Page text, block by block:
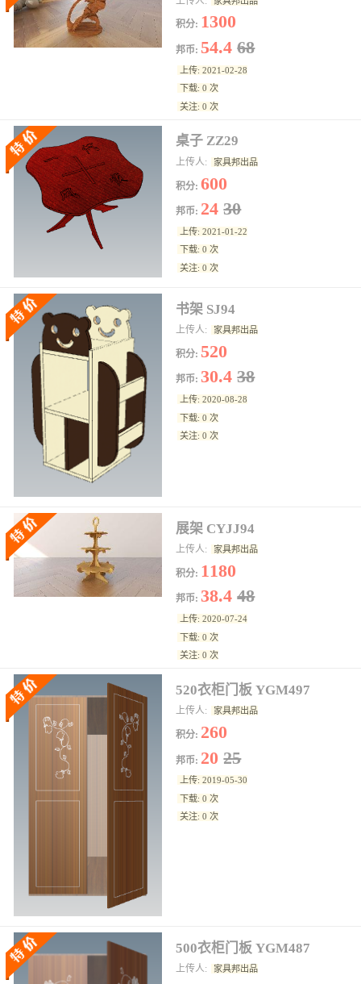
积分: 1300
邦币: 54.468
上传: 2021-02-28
下载: 0 次
关注: 0 次
桌子 ZZ29
上传人: 家具邦出品
积分:600
邦币: 2430
上传: 2021-01-22
下载: 0 次
关注: 0 次
书架 SJ94
上传人: 家具邦出品
积分: 520
邦币: 30.438
上传: 2020-08-28
下载: 0 次
关注: 0 次
展架 CYJJ94
上传人: 家具邦出品
积分: 1180
邦币: 38.448
上传: 2020-07-24
下载: 0 次
关注: 0 次
520衣柜门板 YGM497
上传人: 家具邦出品
积分: 260
邦币: 2025
上传: 2019-05-30
下载: 0 次
关注: 0 次
500衣柜门板 YGM487
上传人: 家具邦出品